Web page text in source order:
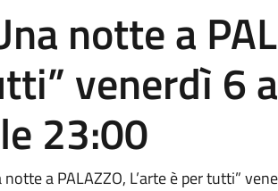
notte a
venerdì 6
23:00
notte a PALAZZO, L’arte è per tutti”